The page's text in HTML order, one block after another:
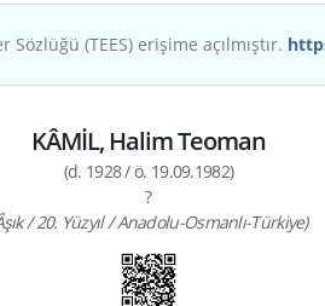
Sözlüğü (TEES) erişime açılmıştır.
KÂMİL, Halim Teoman
(d. 1928 / ö. 19.09.1982)
?
/ 20. Yüzyıl / Anadolu-Osmanlı-Türkiye)